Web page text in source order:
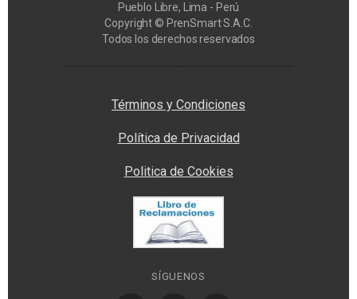
Pueblo Libre, Lima - Perú
Copyright © PrenSmart S.A.C.
Todos los derechos reservados
Términos y Condiciones
Política de Privacidad
Politica de Cookies
SÍGUENOS